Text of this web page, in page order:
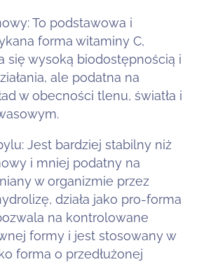
To podstawowa i
forma witaminy C,
się wysoką biodostępnością i
ale podatna na
w obecności tlenu, światła i
Jest bardziej stabilny niż
i mniej podatny na
w organizmie przez
działa jako pro-forma
na kontrolowane
formy i jest stosowany w
forma o przedłużonej